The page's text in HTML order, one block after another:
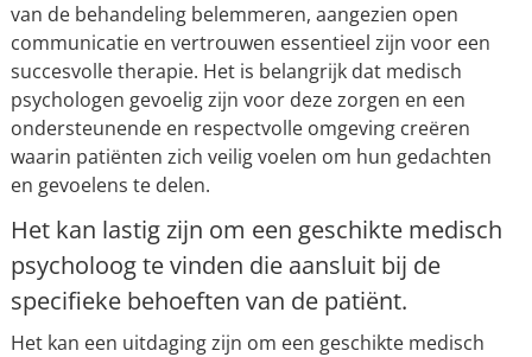
van de behandeling belemmeren, aangezien open
communicatie en vertrouwen essentieel zijn voor een
succesvolle therapie. Het is belangrijk dat medisch
psychologen gevoelig zijn voor deze zorgen en een
ondersteunende en respectvolle omgeving creëren
waarin patiënten zich veilig voelen om hun gedachten
en gevoelens te delen.
Het kan lastig zijn om een geschikte medisch
psycholoog te vinden die aansluit bij de
specifieke behoeften van de patiënt.
Het kan een uitdaging zijn om een geschikte medisch